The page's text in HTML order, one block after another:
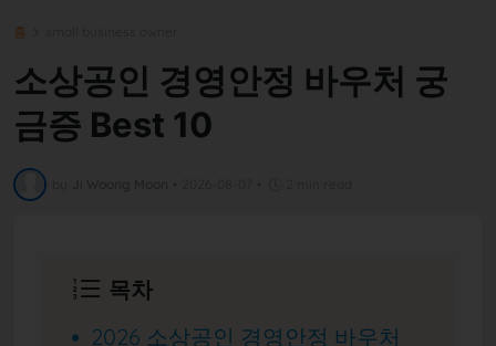
홈
소상공인 경영안정 바우처 궁
금증 Best 10
목차
2026 소상공인 경영안정 바우처